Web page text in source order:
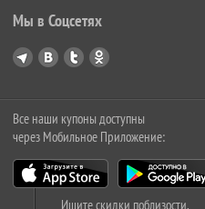
Мы в Соцсетях
Все наши купоны доступны
через Мобильное Приложение:
Ищите скидки поблизости,